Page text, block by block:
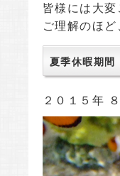
皆様には大変
ご理解のほど
夏季休暇期間
２０１５年